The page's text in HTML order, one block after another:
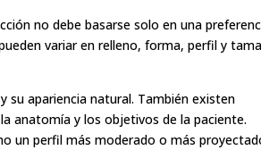
no debe basarse solo en una
variar en relleno, forma, perfil y
su apariencia natural. También existen
anatomía y los objetivos de la paciente.
un perfil más moderado o más